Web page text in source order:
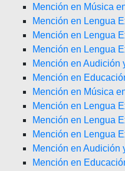
Mención en Música
Mención en Lengua
Mención en Lengua
Mención en Lengua
Mención en Audición
Mención en
Mención en Música
Mención en Lengua
Mención en Lengua
Mención en Lengua
Mención en Audición
Mención en